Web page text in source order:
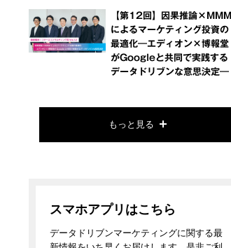
【第12回】因果推論×MMM
によるマーケティング投資の
最適化―エディオン×博報堂
がGoogleと共同で実践する
データドリブンな意思決定―
もっと見る
スマホアプリはこちら
データドリブンマーケティングに関する最